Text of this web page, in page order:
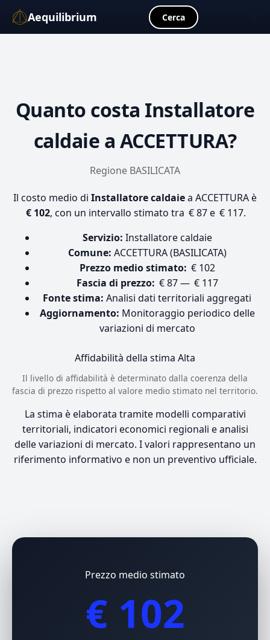
Aequilibrium Cerca
Quanto costa Installatore
caldaie a ACCETTURA?
Regione BASILICATA
Il costo medio di Installatore caldaiea ACCETTURA è
€ 102, con un intervallo stimato tra € 87 e € 117.
Servizio: Installatore caldaie
Comune: ACCETTURA (BASILICATA)
Prezzo medio stimato: € 102
Fascia di prezzo: € 87 — € 117
Fonte stima: Analisi dati territoriali aggregati
Aggiornamento: Monitoraggio periodico delle
variazioni di mercato
Affidabilità della stima Alta
Il livello di affidabilità è determinato dalla coerenza della
fascia di prezzo rispetto al valore medio stimato nel territorio.
La stima è elaborata tramite modelli comparativi
territoriali, indicatori economici regionali e analisi
delle variazioni di mercato. I valori rappresentano un
riferimento informativo e non un preventivo ufficiale.
Prezzo medio stimato
€ 102